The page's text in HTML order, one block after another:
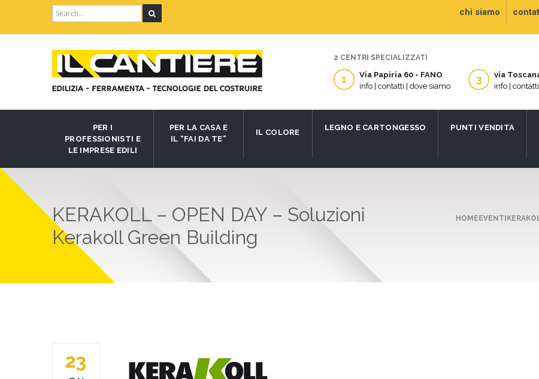
Search
for:
chi siamo
2 CENTRI SPECIALIZZATI
1
Via Papiria 60 - FANO
info | contatti | dove siamo
3
via
info |
PER I
PROFESSIONISTI E
LE IMPRESE EDILI
PER LA CASA E
IL “FAI DA TE”
IL COLORE
LEGNO E CARTONGESSO PUNTI VENDITA
KERAKOLL – OPEN DAY – Soluzioni
Kerakoll Green Building
HOMEEVENTI
23